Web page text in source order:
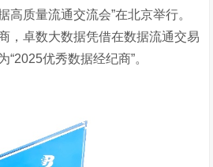
高质量流通交流会”在北京举行。
，卓数大数据凭借在数据流通交易
优秀数据经纪商”。